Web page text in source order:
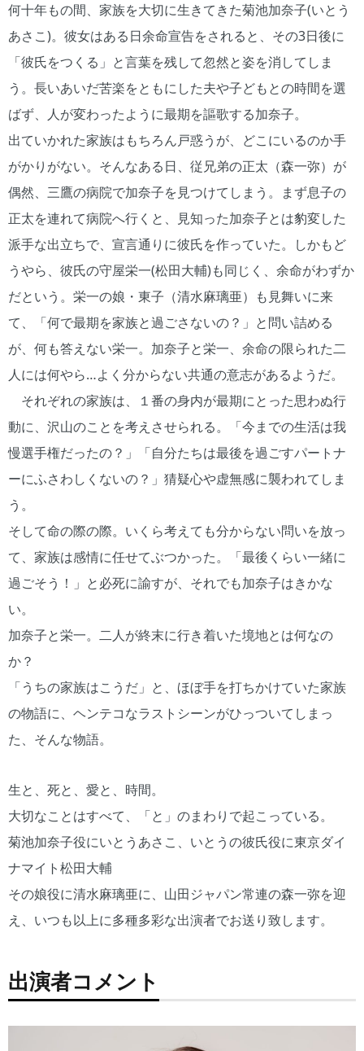
何十年もの間、家族を大切に生きてきた菊池加奈子(いとう
あさこ)。彼女はある日余命宣告をされると、その3日後に
「彼氏をつくる」と言葉を残して忽然と姿を消してしま
う。長いあいだ苦楽をともにした夫や子どもとの時間を選
ばず、人が変わったように最期を謳歌する加奈子。
出ていかれた家族はもちろん戸惑うが、どこにいるのか手
がかりがない。そんなある日、従兄弟の正太（森一弥）が
偶然、三鷹の病院で加奈子を見つけてしまう。まず息子の
正太を連れて病院へ行くと、見知った加奈子とは豹変した
派手な出立ちで、宣言通りに彼氏を作っていた。しかもど
うやら、彼氏の守屋栄一(松田大輔)も同じく、余命がわずか
だという。栄一の娘・東子（清水麻璃亜）も見舞いに来
て、「何で最期を家族と過ごさないの？」と問い詰める
が、何も答えない栄一。加奈子と栄一、余命の限られた二
人には何やら…よく分からない共通の意志があるようだ。
それぞれの家族は、１番の身内が最期にとった思わぬ行
動に、沢山のことを考えさせられる。「今までの生活は我
慢選手権だったの？」「自分たちは最後を過ごすパートナ
ーにふさわしくないの？」猜疑心や虚無感に襲われてしま
う。
そして命の際の際。いくら考えても分からない問いを放っ
て、家族は感情に任せてぶつかった。「最後くらい一緒に
過ごそう！」と必死に諭すが、それでも加奈子はきかな
い。
加奈子と栄一。二人が終末に行き着いた境地とは何なの
か？
「うちの家族はこうだ」と、ほぼ手を打ちかけていた家族
の物語に、ヘンテコなラストシーンがひっついてしまっ
た、そんな物語。
生と、死と、愛と、時間。
大切なことはすべて、「と」のまわりで起こっている。
菊池加奈子役にいとうあさこ、いとうの彼氏役に東京ダイ
ナマイト松田大輔
その娘役に清水麻璃亜に、山田ジャパン常連の森一弥を迎
え、いつも以上に多種多彩な出演者でお送り致します。
出演者コメント